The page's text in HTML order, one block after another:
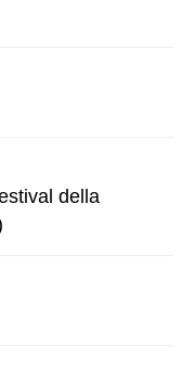
della